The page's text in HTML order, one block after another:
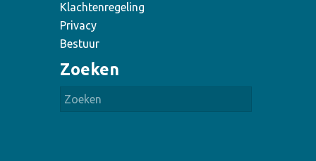
Klachtenregeling
Privacy
Bestuur
Zoeken